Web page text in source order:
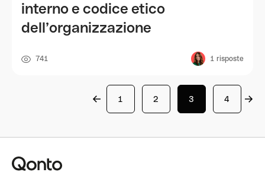
interno e codice etico
dell’organizzazione
741 1 risposte
1 2 3 4